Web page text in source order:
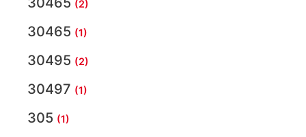
(2)
30465 (1)
30495 (2)
30497 (1)
305 (1)